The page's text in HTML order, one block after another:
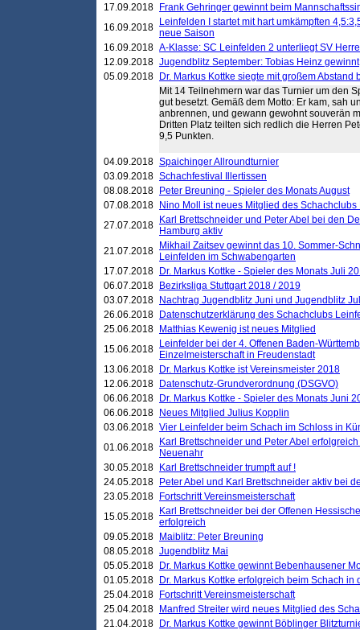
17.09.2018
Frank Gehringer gewinnt beim
16.09.2018
Leinfelden I startet mit hart umkämpften
neue Saison
16.09.2018 A-Klasse: SC Leinfelden 2 unterliegt SV
12.09.2018 Jugendblitz September: Tobias Heinz gewinnt
05.09.2018
Dr. Markus Kottke siegte mit großem
Mit 14 Teilnehmern war das Turnier um den
gut besetzt. Gemäß dem Motto: Er kam, sah
anbrennen, und gewann gewohnt souverän
Dritten Platz teilten sich redlich die Herren
9,5 Punkten.
04.09.2018 Spaichinger Allroundturnier
03.09.2018 Schachfestival Illertissen
08.08.2018
Peter Breuning - Spieler des Monats August
07.08.2018
Nino Moll ist neues Mitglied des
27.07.2018
Karl Brettschneider und Peter Abel bei den
Hamburg aktiv
21.07.2018
Mikhail Zaitsev gewinnt das 10. Sommer-
Leinfelden im Schwabengarten
17.07.2018
Dr. Markus Kottke - Spieler des Monats Juli
06.07.2018
Bezirksliga Stuttgart 2018 / 2019
03.07.2018
Nachtrag Jugendblitz Juni und Jugendblitz
26.06.2018
Datenschutzerklärung des Schachclubs
25.06.2018
Matthias Kewenig ist neues Mitglied
15.06.2018
Leinfelder bei der 4. Offenen Baden-
Einzelmeisterschaft in Freudenstadt
13.06.2018
Dr. Markus Kottke ist Vereinsmeister 2018
12.06.2018
Datenschutz-Grundverordnung (DSGVO)
06.06.2018
Dr. Markus Kottke - Spieler des Monats Juni
06.06.2018
Neues Mitglied Julius Kopplin
03.06.2018 Vier Leinfelder beim Schach im Schloss in
01.06.2018
Karl Brettschneider und Peter Abel
Neuenahr
30.05.2018
Karl Brettschneider trumpft auf !
24.05.2018
Peter Abel und Karl Brettschneider aktiv bei
23.05.2018
Fortschritt Vereinsmeisterschaft
15.05.2018
Karl Brettschneider bei der Offenen
erfolgreich
09.05.2018
Maiblitz: Peter Breuning
08.05.2018 Jugendblitz Mai
05.05.2018
Dr. Markus Kottke gewinnt Bebenhausener
01.05.2018
Dr. Markus Kottke erfolgreich beim Schach
25.04.2018
Fortschritt Vereinsmeisterschaft
25.04.2018
Manfred Streiter wird neues Mitglied des
21.04.2018
Dr. Markus Kottke gewinnt Böblinger